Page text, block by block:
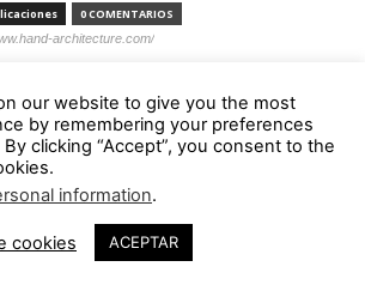
0 COMENTARIOS
architecture.com/
our website to give you the most
by remembering your preferences
clicking “Accept”, you consent to the
information.
cookies ACEPTAR